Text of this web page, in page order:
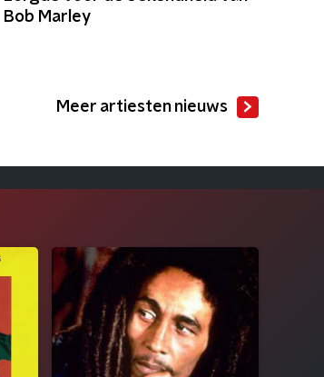
Bob Marley
Meer artiesten nieuws